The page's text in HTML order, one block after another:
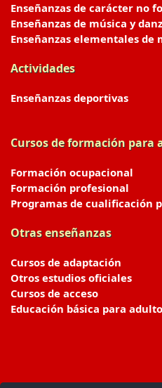
Enseñanzas de carácter no
Enseñanzas de música y
Enseñanzas elementales de
Actividades
Enseñanzas deportivas
Cursos de formación para
Formación ocupacional
Formación profesional
Programas de cualificación
Otras enseñanzas
Cursos de adaptación
Otros estudios oficiales
Cursos de acceso
Educación básica para